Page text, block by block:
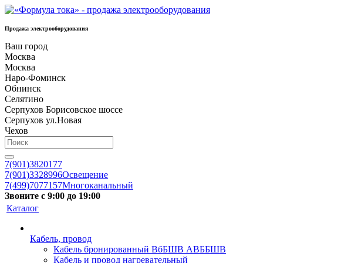
Продажа электрооборудования
Ваш город
Москва
Москва
Наро-Фоминск
Обнинск
Селятино
Серпухов Борисовское шоссе
Серпухов ул.Новая
Чехов
7(901)3820177
7(901)3328996Освещение
7(499)7077157Многоканальный
Звоните с 9:00 до 19:00
Каталог
Кабель, провод
Кабель бронированный ВбБШВ АВББШВ
Кабель и провод нагревательный